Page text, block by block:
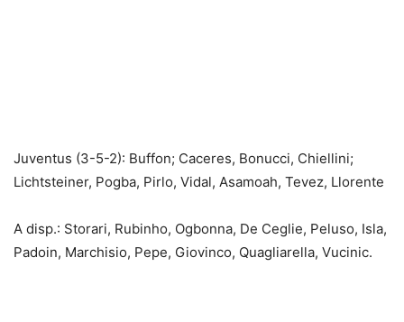
Juventus (3-5-2): Buffon; Caceres, Bonucci, Chiellini;
Lichtsteiner, Pogba, Pirlo, Vidal, Asamoah, Tevez, Llorente
A disp.: Storari, Rubinho, Ogbonna, De Ceglie, Peluso, Isla,
Padoin, Marchisio, Pepe, Giovinco, Quagliarella, Vucinic.